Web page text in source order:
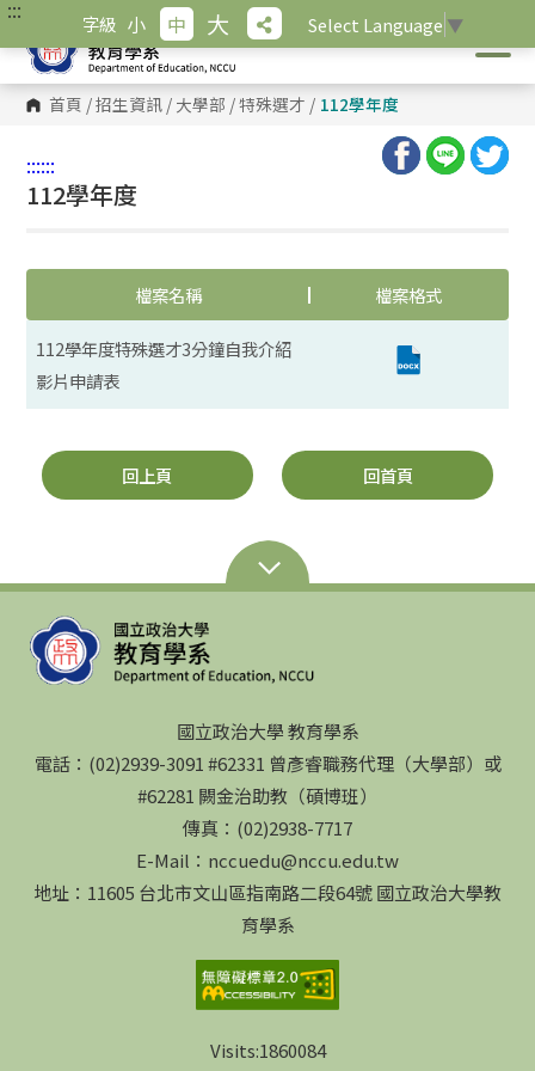
跳
主
內
容
::: 字級 小 中 大 Select Language ▼
首頁 /招生資訊 / 大學部 /特殊選才 / 112學年度
::::::
112學年度
檔案名稱 檔案格式
112學年度特殊選才3分鐘自我介紹
影片申請表
回上頁 回首頁
國立政治大學 教育學系
電話：(02)2939-3091 #62331 曾彥睿職務代理（大學部）或
#62281 闕金治助教（碩博班）
傳真：(02)2938-7717
E-Mail：nccuedu@nccu.edu.tw
地址：11605 台北市文山區指南路二段64號 國立政治大學教
育學系
Visits:1860084